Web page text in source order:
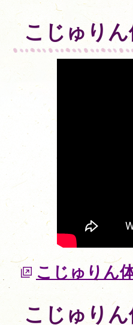
こじゅり
こじゅりん
こじゅり